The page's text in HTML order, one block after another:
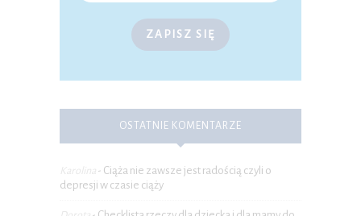
ZAPISZ SIĘ
OSTATNIE KOMENTARZE
Karolina - Ciąża nie zawsze jest radością czyli o
depresji w czasie ciąży